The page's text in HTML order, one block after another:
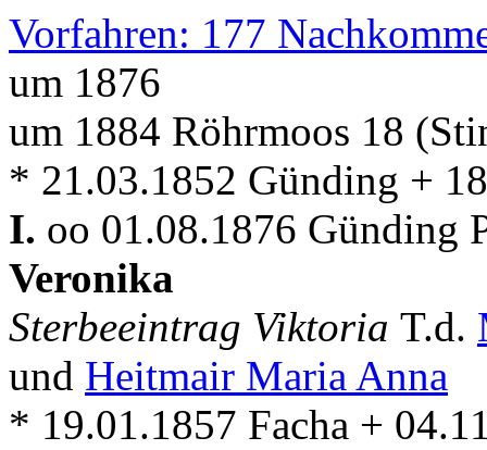
Vorfahren: 177
um 1876
um 1884 Röhrmoos 18
* 21.03.1852 Günding +
I. oo 01.08.1876 Günding
Veronika
Sterbeeintrag Viktoria T.d.
und Heitmair Maria Anna
* 19.01.1857 Facha +